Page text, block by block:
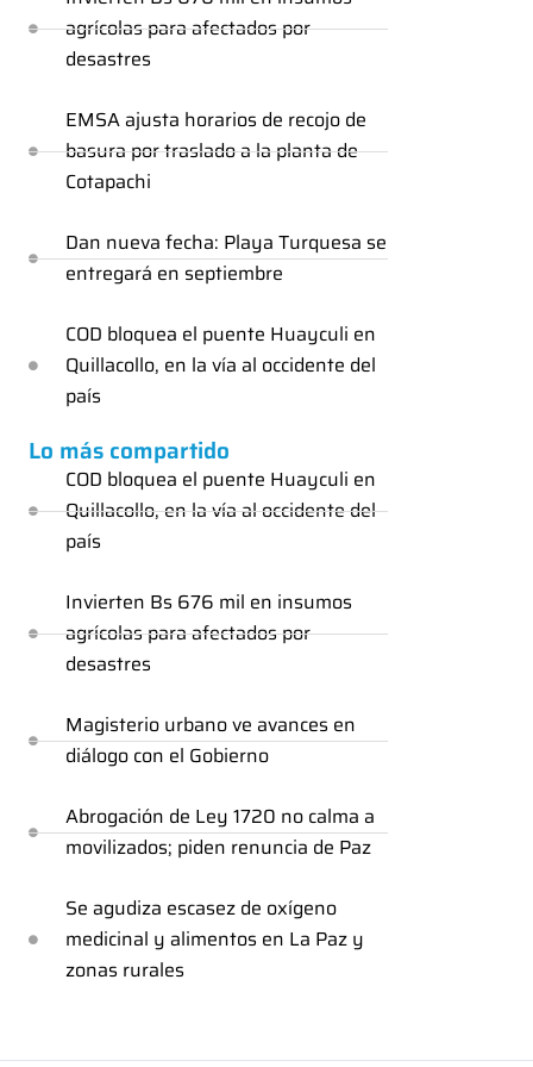
agrícolas para afectados por
desastres
EMSA ajusta horarios de recojo de
basura por traslado a la planta de
Cotapachi
Dan nueva fecha: Playa Turquesa se
entregará en septiembre
COD bloquea el puente Huayculi en
Quillacollo, en la vía al occidente del
país
Lo más compartido
COD bloquea el puente Huayculi en
Quillacollo, en la vía al occidente del
país
Invierten Bs 676 mil en insumos
agrícolas para afectados por
desastres
Magisterio urbano ve avances en
diálogo con el Gobierno
Abrogación de Ley 1720 no calma a
movilizados; piden renuncia de Paz
Se agudiza escasez de oxígeno
medicinal y alimentos en La Paz y
zonas rurales